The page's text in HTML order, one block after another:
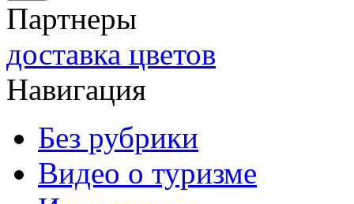
Партнеры
доставка цветов
Навигация
Без рубрики
Видео о туризме